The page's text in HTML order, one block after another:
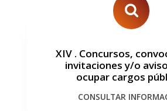
XIV . Concursos,
invitaciones y/o
ocupar cargos
CONSULTAR